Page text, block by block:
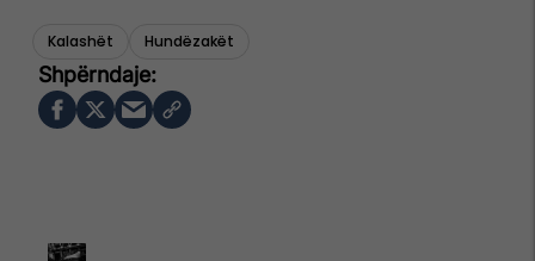
Kalashët Hundëzakët